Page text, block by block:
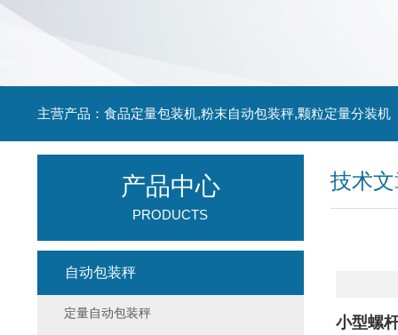
主营产品：食品定量包装机,粉末自动包装秤,颗粒定量分装机
技术
小型螺
产品中心
PRODUCTS
自动包装秤
定量自动包装秤